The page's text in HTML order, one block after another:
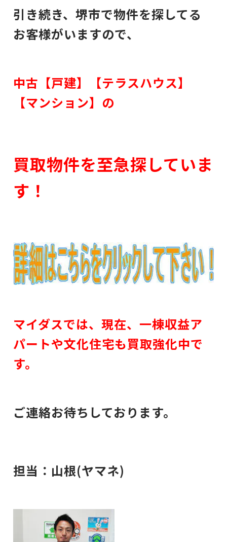
引き続き、堺市で物件を探してる
お客様がいますので、
中古【戸建】【テラスハウス】
【マンション】の
買取物件を至急探していま
す！
マイダスでは、現在、一棟収益ア
パートや文化住宅も買取強化中で
す。
ご連絡お待ちしております。
担当：山根(ヤマネ)